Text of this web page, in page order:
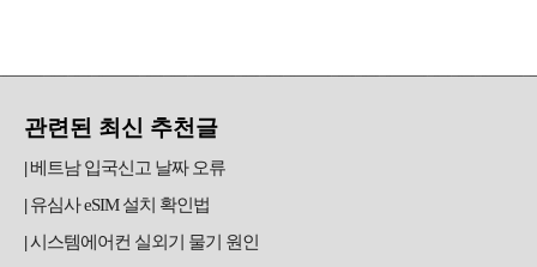
관련된 최신 추천글
베트남 입국신고 날짜 오류
유심사 eSIM 설치 확인법
시스템에어컨 실외기 물기 원인